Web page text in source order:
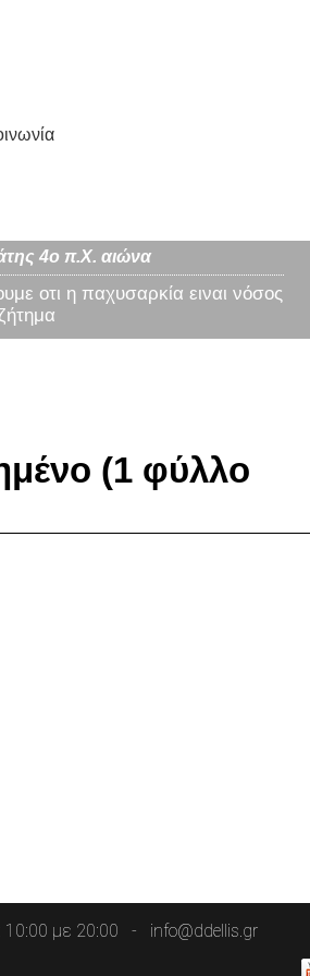
4ο π.Χ. αιώνα
οτι η παχυσαρκία ειναι νόσος
(1 φύλλο
με 20:00 info@ddellis.gr